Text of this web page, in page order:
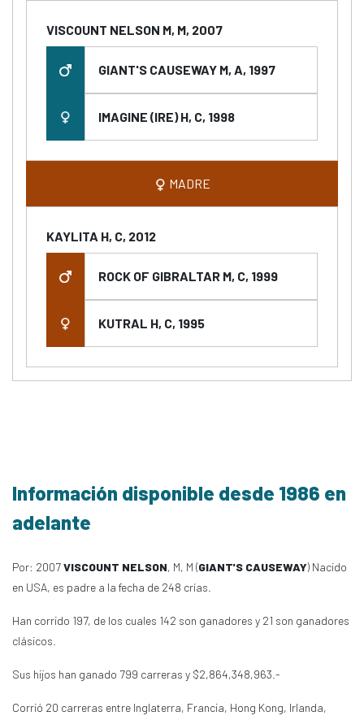
VISCOUNT NELSON M, M, 2007
GIANT'S CAUSEWAY M, A, 1997
IMAGINE (IRE) H, C, 1998
MADRE
KAYLITA H, C, 2012
ROCK OF GIBRALTAR M, C, 1999
KUTRAL H, C, 1995
Información disponible desde 1986 en
adelante
Por: 2007VISCOUNT NELSON, M, M (GIANT'S CAUSEWAY) Nacido
en USA, es padre a la fecha de 248 crías.
Han corrido 197, de los cuales 142 son ganadores y 21 son ganadores
clásicos.
Sus hijos han ganado 799 carreras y $2,864,348,963.-
Corrió 20 carreras entre Inglaterra, Francia, Hong Kong, Irlanda,